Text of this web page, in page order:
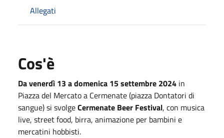
Allegati
Cos'è
Da venerdì 13 a domenica 15 settembre 2024 in
Piazza del Mercato a Cermenate (piazza Dontatori di
sangue) si svolgeCermenate Beer Festival, con musica
live, street food, birra, animazione per bambini e
mercatini hobbisti.